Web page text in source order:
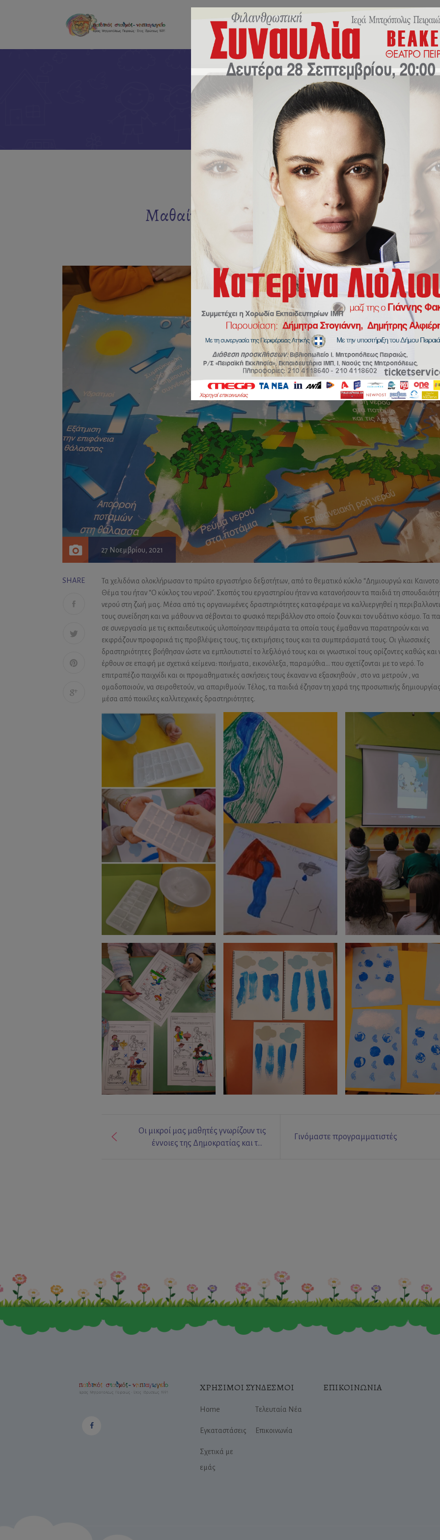
Αρχική Σχετικά με εμάς Τάξεις Εκπαιδευτικό
Εκπαίδευση
Εκπαίδευση / Μαθαίνοντας τον κύκλο του νερού.
Μαθαίνοντας τον κύκλο του νερού.
by kostdant
27 Νοεμβρίου, 2021
SHARE
Τα χελιδόνια ολοκλήρωσαν το πρώτο εργαστήριο δεξιοτήτων, από το θεματικό κύκλο “Δημιουργώ και
Θέμα του ήταν “Ο κύκλος του νερού”. Σκοπός του εργαστηρίου ήταν να κατανοήσουν τα παιδιά τη
νερού στη ζωή μας. Μέσα από τις οργανωμένες δραστηριότητες καταφέραμε να καλλιεργηθεί η
τους συνείδηση και να μάθουν να σέβονται το φυσικό περιβάλλον στο οποίο ζουν και τον υδάτινο κόσμο. Τα
σε συνεργασία με τις εκπαιδευτικούς υλοποίησαν πειράματα τα οποία τους έμαθαν να παρατηρούν και να
εκφράζουν προφορικά τις προβλέψεις τους, τις εκτιμήσεις τους και τα συμπεράσματά τους. Οι γλωσσικές
δραστηριότητες βοήθησαν ώστε να εμπλουτιστεί το λεξιλόγιό τους και οι γνωστικοί τους ορίζοντες καθώς και
έρθουν σε επαφή με σχετικά κείμενα: ποιήματα, εικονόλεξα, παραμύθια… που σχετίζονται με το νερό. Το
επιτραπέζιο παιχνίδι και οι προμαθηματικές ασκήσεις τους έκαναν να εξασκηθούν , στο να μετρούν , να
ομαδοποιούν, να σειροθετούν, να απαριθμούν. Τέλος, τα παιδιά έζησαν τη χαρά της προσωπικής
μέσα από ποικίλες καλλιτεχνικές δραστηριότητες.
Γινόμαστε προγραμματιστές
Οι μικροί μας μαθητές γνωρίζουν τις
έννοιες της Δημοκρατίας και της
ΧΡΗΣΙΜΟΙ ΣΥΝΔΕΣΜΟΙ
Home
Εγκαταστάσεις
Σχετικά με
εμάς
Τελευταία Νέα
Επικοινωνία
ΕΠΙΚΟΙΝΩΝΙΑ